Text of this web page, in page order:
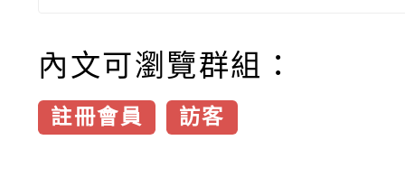
內文可瀏覽群組：
註冊會員 訪客